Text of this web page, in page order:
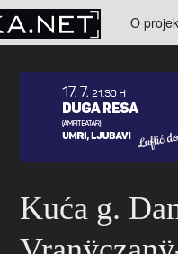
O
Kontakt
Kuća g.